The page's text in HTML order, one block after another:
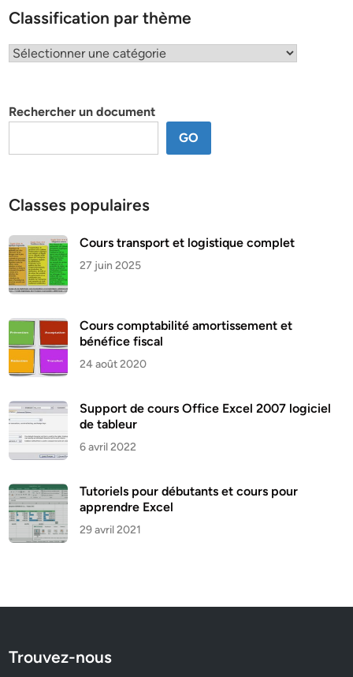
Classification par thème
Classification
Rechercher un document
GO
Classes populaires
Cours transport et logistique complet
27 juin 2025
Cours comptabilité amortissement et
bénéfice fiscal
24 août 2020
Support de cours Office Excel 2007 logiciel
de tableur
6 avril 2022
Tutoriels pour débutants et cours pour
apprendre Excel
29 avril 2021
Trouvez-nous